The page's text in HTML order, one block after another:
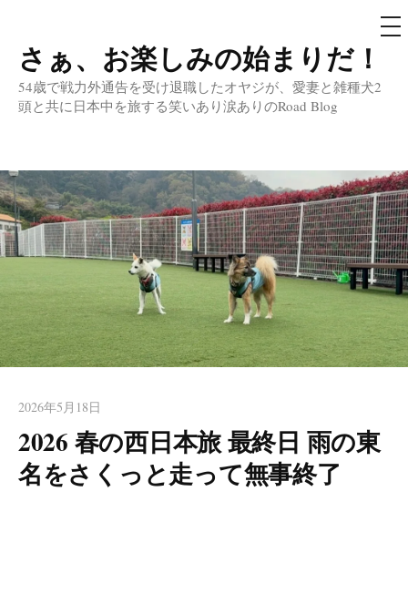
コ
ン
テ
へ
ス
キ
ッ
さぁ、お楽しみの始まりだ！
54歳で戦力外通告を受け退職したオヤジが、愛妻と雑種犬2
頭と共に日本中を旅する笑いあり涙ありのRoad Blog
メ
ニ
2026年5月18日
2026 春の西日本旅 最終日 雨の東
名をさくっと走って無事終了